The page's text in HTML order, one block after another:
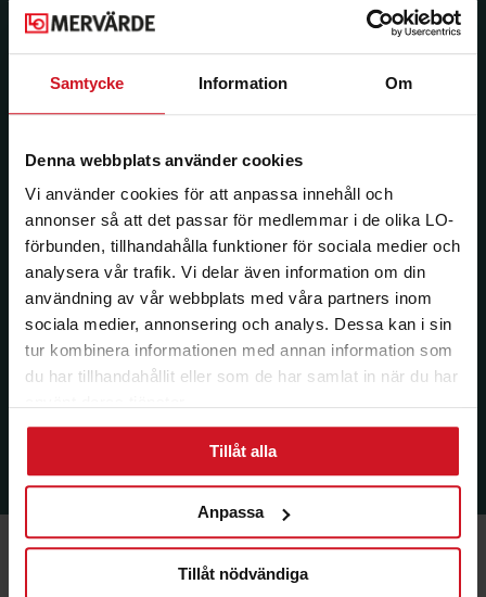
Samtycke Information Om
Denna webbplats använder cookies
Vi använder cookies för att anpassa innehåll och
annonser så att det passar för medlemmar i de olika LO-
förbunden, tillhandahålla funktioner för sociala medier och
analysera vår trafik. Vi delar även information om din
användning av vår webbplats med våra partners inom
sociala medier, annonsering och analys. Dessa kan i sin
tur kombinera informationen med annan information som
du har tillhandahållit eller som de har samlat in när du har
Tillåt alla
Anpassa
Tillåt nödvändiga